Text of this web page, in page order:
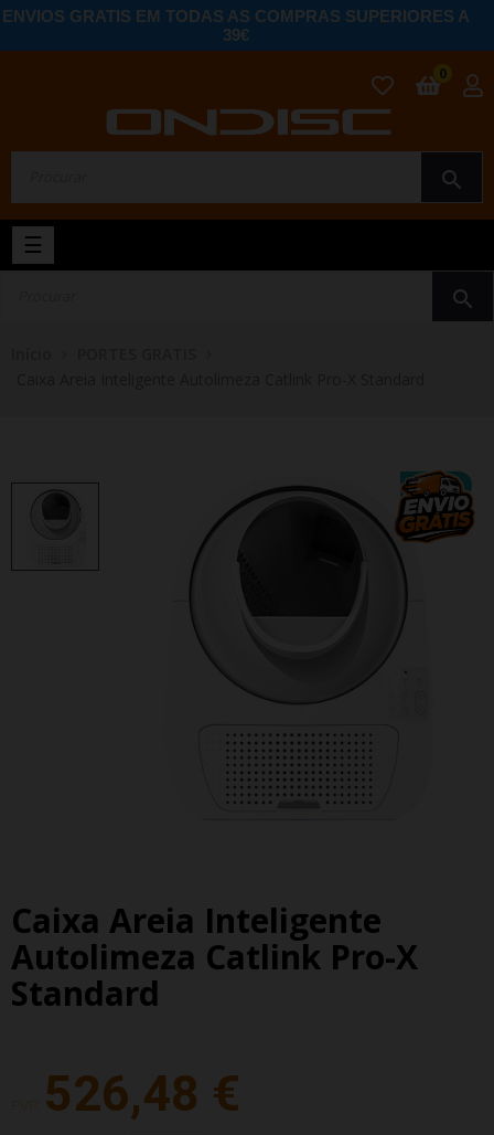
ENVIOS GRATIS EM TODAS AS COMPRAS SUPERIORES A
39€
search
0
Toggle
navigation
☰
search
NOVO
Caixa Areia Inteligente
Autolimeza Catlink Pro-X
Standard
526,48 €